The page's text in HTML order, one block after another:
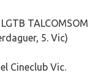
TALCOMSOM
5. Vic)
Cineclub Vic.